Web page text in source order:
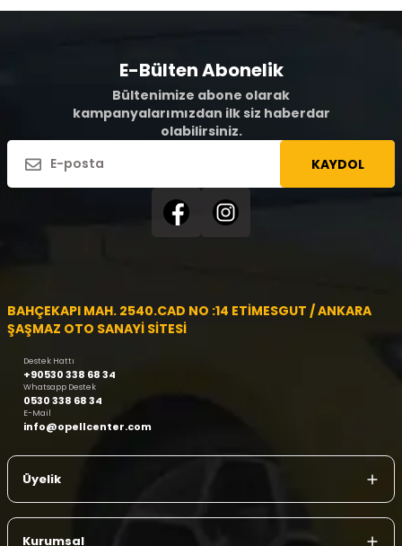
E-Bülten Abonelik
Bültenimize abone olarak
kampanyalarımızdan ilk siz haberdar
olabilirsiniz.
KAYDOL
BAHÇEKAPI MAH. 2540.CAD NO :14 ETİMESGUT / ANKARA
ŞAŞMAZ OTO SANAYİ SİTESİ
Destek Hattı
+90530 338 68 34
Whatsapp Destek
0530 338 68 34
E-Mail
info@opellcenter.com
Üyelik
Kurumsal